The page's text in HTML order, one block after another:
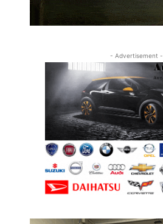
- Advertisement -